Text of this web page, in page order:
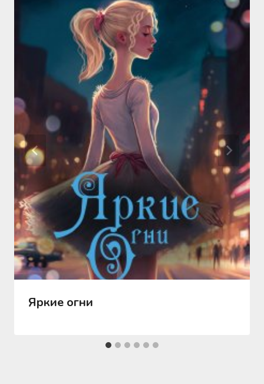
Яркие огни